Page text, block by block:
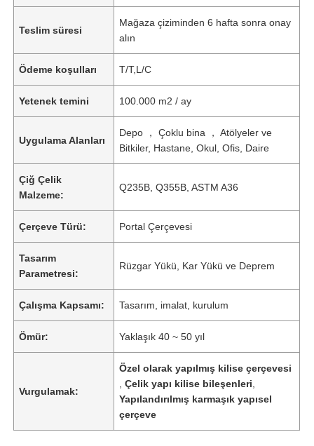
Teslim süresi
Mağaza çiziminden 6 hafta sonra onay
alın
Ödeme koşulları T/T,L/C
Yetenek temini 100.000 m2 / ay
Uygulama Alanları
Depo ， Çoklu bina ， Atölyeler ve
Bitkiler, Hastane, Okul, Ofis, Daire
Çiğ Çelik
Malzeme:
Q235B, Q355B, ASTM A36
Çerçeve Türü: Portal Çerçevesi
Tasarım
Parametresi:
Rüzgar Yükü, Kar Yükü ve Deprem
Çalışma Kapsamı: Tasarım, imalat, kurulum
Ömür: Yaklaşık 40 ~ 50 yıl
Vurgulamak:
Özel olarak yapılmış kilise çerçevesi
,Çelik yapı kilise bileşenleri
Yapılandırılmış karmaşık yapısel
çerçeve